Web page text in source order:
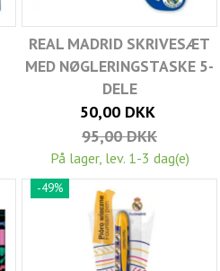
REAL MADRID SKRIVESÆT
MED NØGLERINGSTASKE 5-
DELE
50,00 DKK
95,00 DKK
På lager, lev. 1-3 dag(e)
-49%